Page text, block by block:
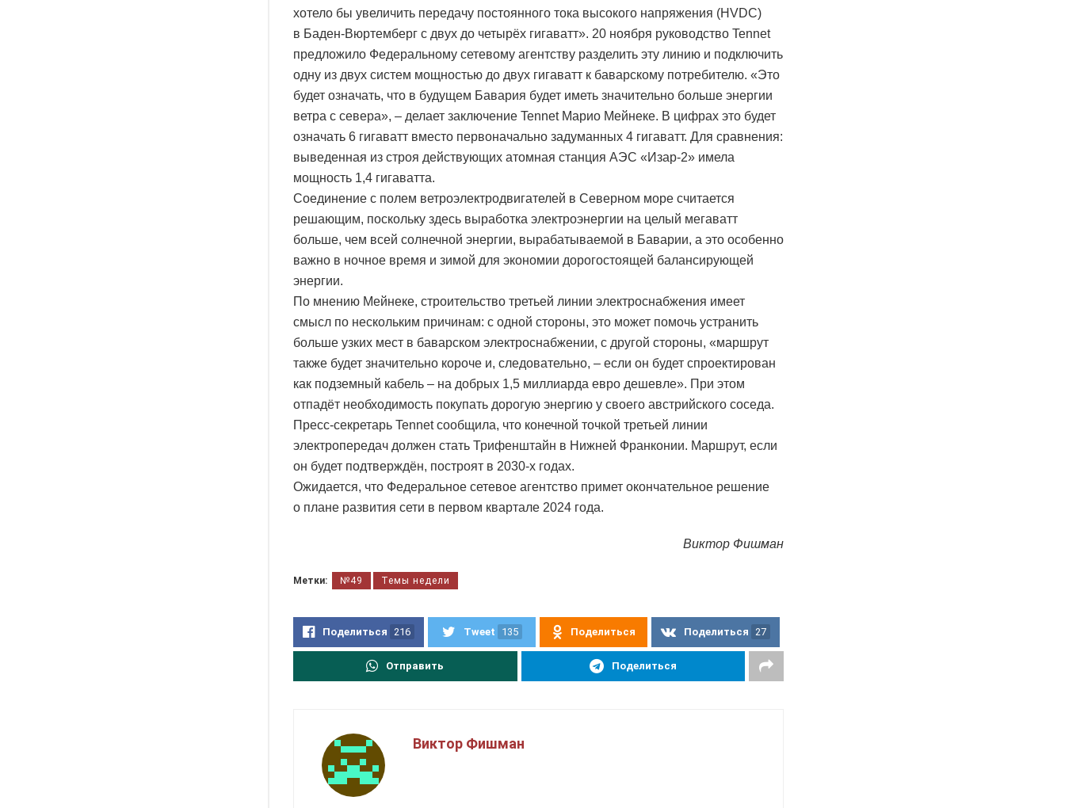
хотело бы увеличить передачу постоянного тока высокого напряжения (HVDC)
в Баден-Вюртемберг с двух до четырёх гигаватт». 20 ноября руководство Tennet
предложило Федеральному сетевому агентству разделить эту линию и подключить
одну из двух систем мощностью до двух гигаватт к баварскому потребителю. «Это
будет означать, что в будущем Бавария будет иметь значительно больше энергии
ветра с севера», – делает заключение Tennet Марио Мейнеке. В цифрах это будет
означать 6 гигаватт вместо первоначально задуманных 4 гигаватт. Для сравнения:
выведенная из строя действующих атомная станция АЭС «Изар-2» имела
мощность 1,4 гигаватта.
Соединение с полем ветроэлектродвигателей в Северном море считается
решающим, поскольку здесь выработка электроэнергии на целый мегаватт
больше, чем всей солнечной энергии, вырабатываемой в Баварии, а это особенно
важно в ночное время и зимой для экономии дорогостоящей балансирующей
энергии.
По мнению Мейнеке, строительство третьей линии электроснабжения имеет
смысл по нескольким причинам: с одной стороны, это может помочь устранить
больше узких мест в баварском электроснабжении, с другой стороны, «маршрут
также будет значительно короче и, следовательно, – если он будет спроектирован
как подземный кабель – на добрых 1,5 миллиарда евро дешевле». При этом
отпадёт необходимость покупать дорогую энергию у своего австрийского соседа.
Пресс-секретарь Tennet сообщила, что конечной точкой третьей линии
электропередач должен стать Трифенштайн в Нижней Франконии. Маршрут, если
он будет подтверждён, построят в 2030-х годах.
Ожидается, что Федеральное сетевое агентство примет окончательное решение
о плане развития сети в первом квартале 2024 года.
Виктор Фишман
Метки: №49 Темы недели
Поделиться 216 Tweet 135 Поделиться Поделиться 27
Отправить Поделиться
Виктор Фишман